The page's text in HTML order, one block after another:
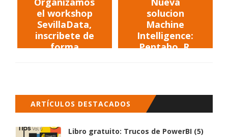
el workshop
SevillaData,
inscribete de
forma
solucion
Machine
Intelligence:
Pentaho, R,
Analytics
ARTÍCULOS DESTACADOS
Libro gratuito: Trucos de PowerBI (5)